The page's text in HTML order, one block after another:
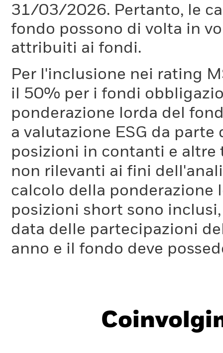
31/03/2026. Pertanto, le
fondo possono di volta in
attribuiti ai fondi.
Per l'inclusione nei rating
il 50% per i fondi
ponderazione lorda del
a valutazione ESG da parte
posizioni in contanti e
non rilevanti ai fini
calcolo della ponderazione
posizioni short sono
data delle partecipazioni
anno e il fondo deve